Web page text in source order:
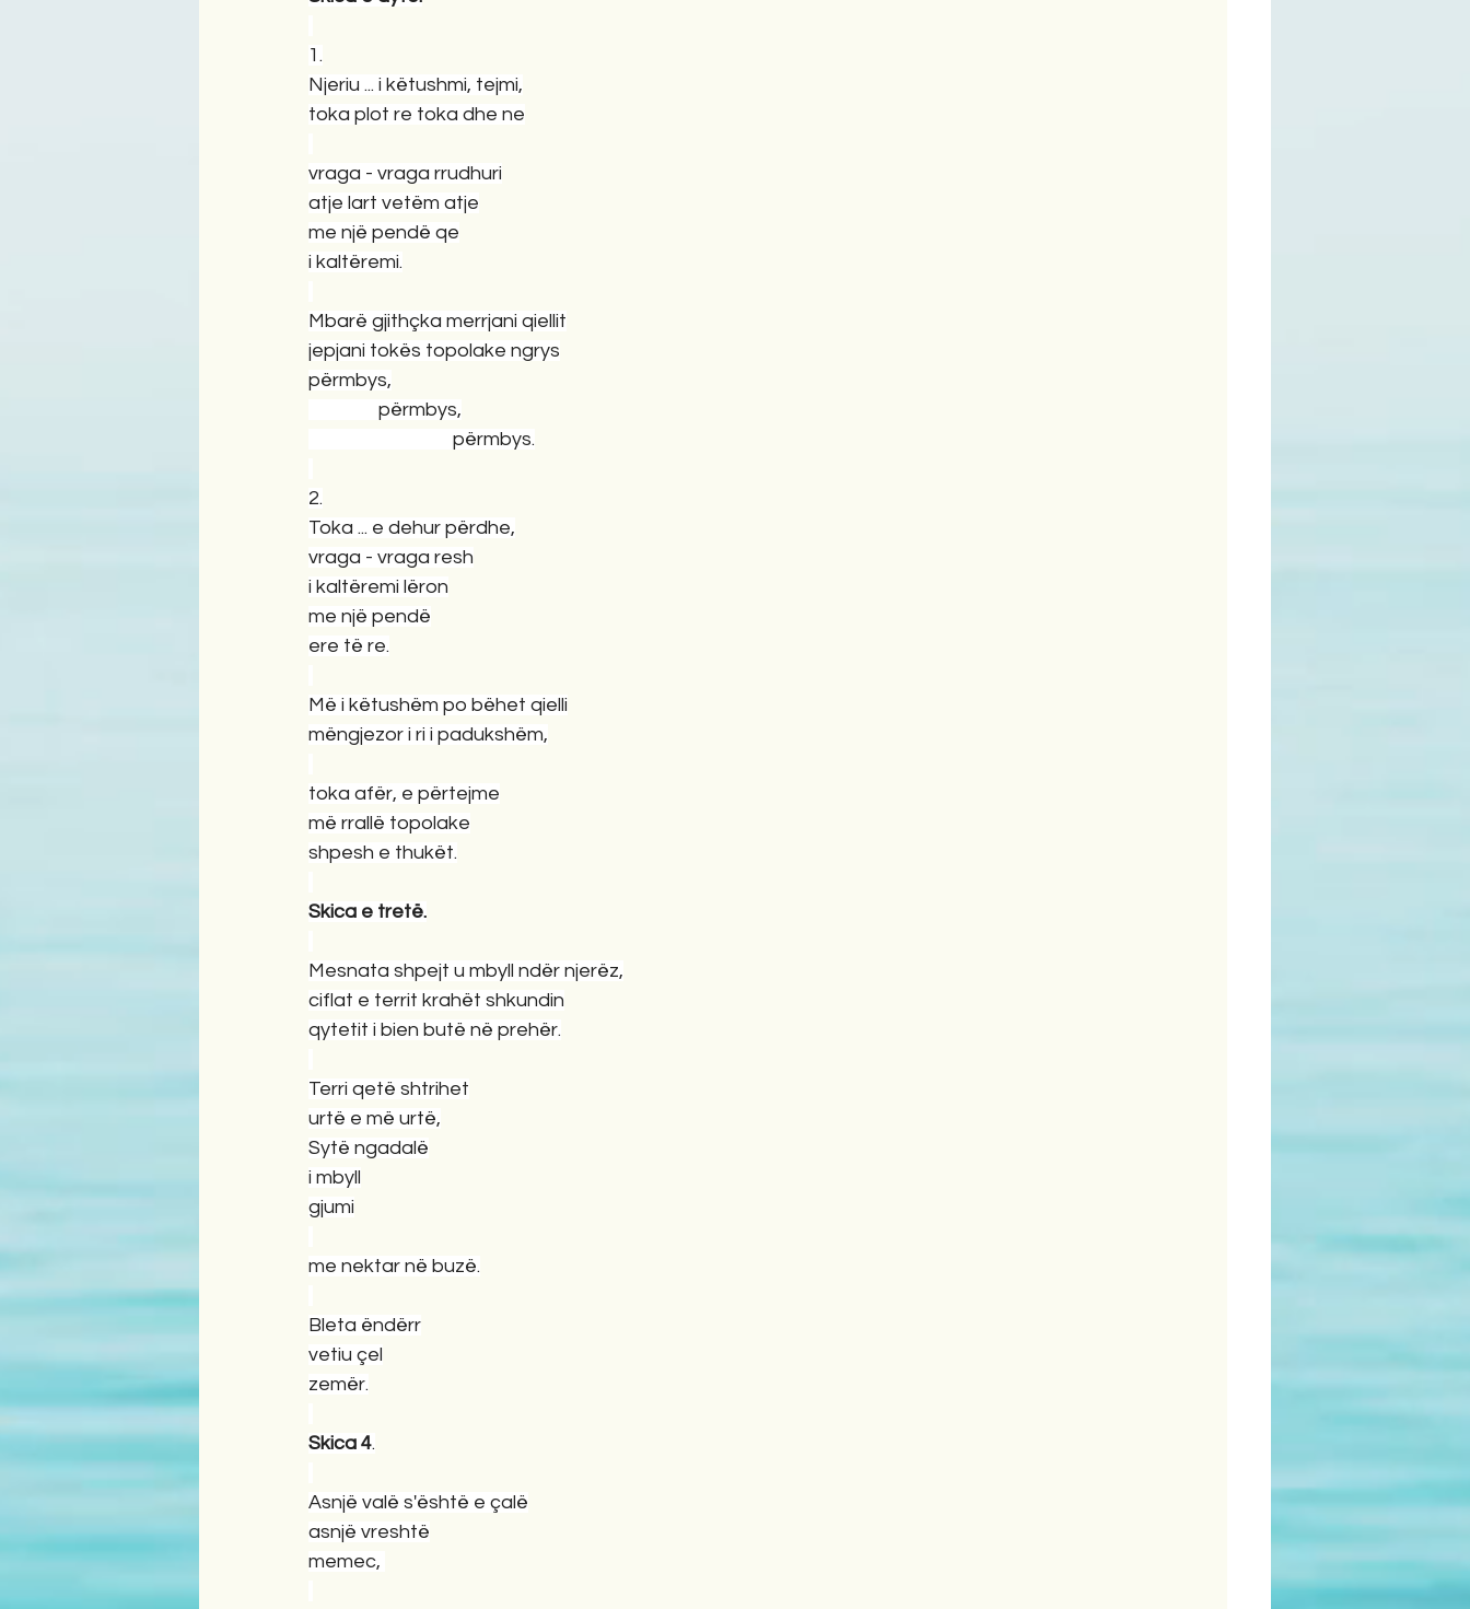
1.
Njeriu ... i këtushmi, tejmi,
toka plot re toka dhe ne
vraga - vraga rrudhuri
atje lart vetëm atje
me një pendë qe
i kaltëremi.
Mbarë gjithçka merrjani qiellit
jepjani tokës topolake ngrys
përmbys,
përmbys,
përmbys.
2.
Toka ... e dehur përdhe,
vraga - vraga resh
i kaltëremi lëron
me një pendë
ere të re.
Më i këtushëm po bëhet qielli
mëngjezor i ri i padukshëm,
toka afër, e përtejme
më rrallë topolake
shpesh e thukët.
Skica e tretë.
Mesnata shpejt u mbyll ndër njerëz,
ciflat e territ krahët shkundin
qytetit i bien butë në prehër.
Terri qetë shtrihet
urtë e më urtë,
Sytë ngadalë
i mbyll
gjumi
me nektar në buzë.
Bleta ëndërr
vetiu çel
zemër.
Skica 4.
Asnjë valë s'është e çalë
asnjë vreshtë
memec,